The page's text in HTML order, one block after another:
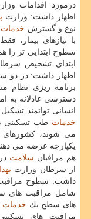
درمورد اقدامات
اظهار داشت: وزارت
نوع و گسترش خدمات
با نیازهای بیمار، فقط
سطوح ابتدایی تر را
ابتدای تشخیص
اظهار داشت: در دو
برنامه ریزی نظام
دسترسی عادلانه به
انسانی توانمند
خدمات طب تسكینی
می شوند، كشورهای
یكپارچه عرضه می
هم مراقبان سلامت
از سرطان وزارت
شامل مراقبت های
های سطح یك خدمات
مراقبت های